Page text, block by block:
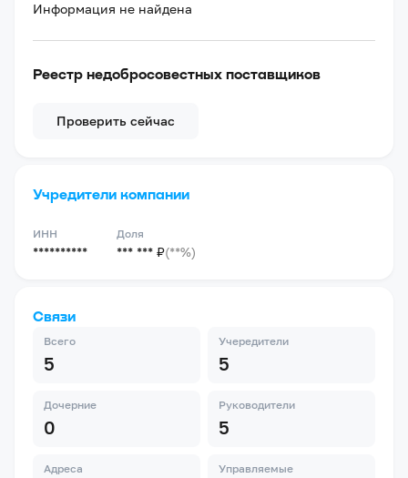
Информация не найдена
Реестр недобросовестных поставщиков
Проверить сейчас
Учредители компании
ИНН
**********
Доля
*** *** ₽(**%)
Связи
Всего
5
Учередители
5
Дочерние
0
Руководители
5
Адреса Управляемые